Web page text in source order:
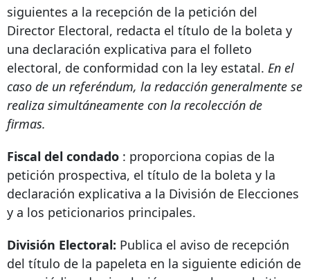
siguientes a la recepción de la petición del
Director Electoral, redacta el título de la boleta y
una declaración explicativa para el folleto
electoral, de conformidad con la ley estatal. En el
caso de un referéndum, la redacción generalmente se
realiza simultáneamente con la recolección de
firmas.
Fiscal del condado : proporciona copias de la
petición prospectiva, el título de la boleta y la
declaración explicativa a la División de Elecciones
y a los peticionarios principales.
División Electoral: Publica el aviso de recepción
del título de la papeleta en la siguiente edición de